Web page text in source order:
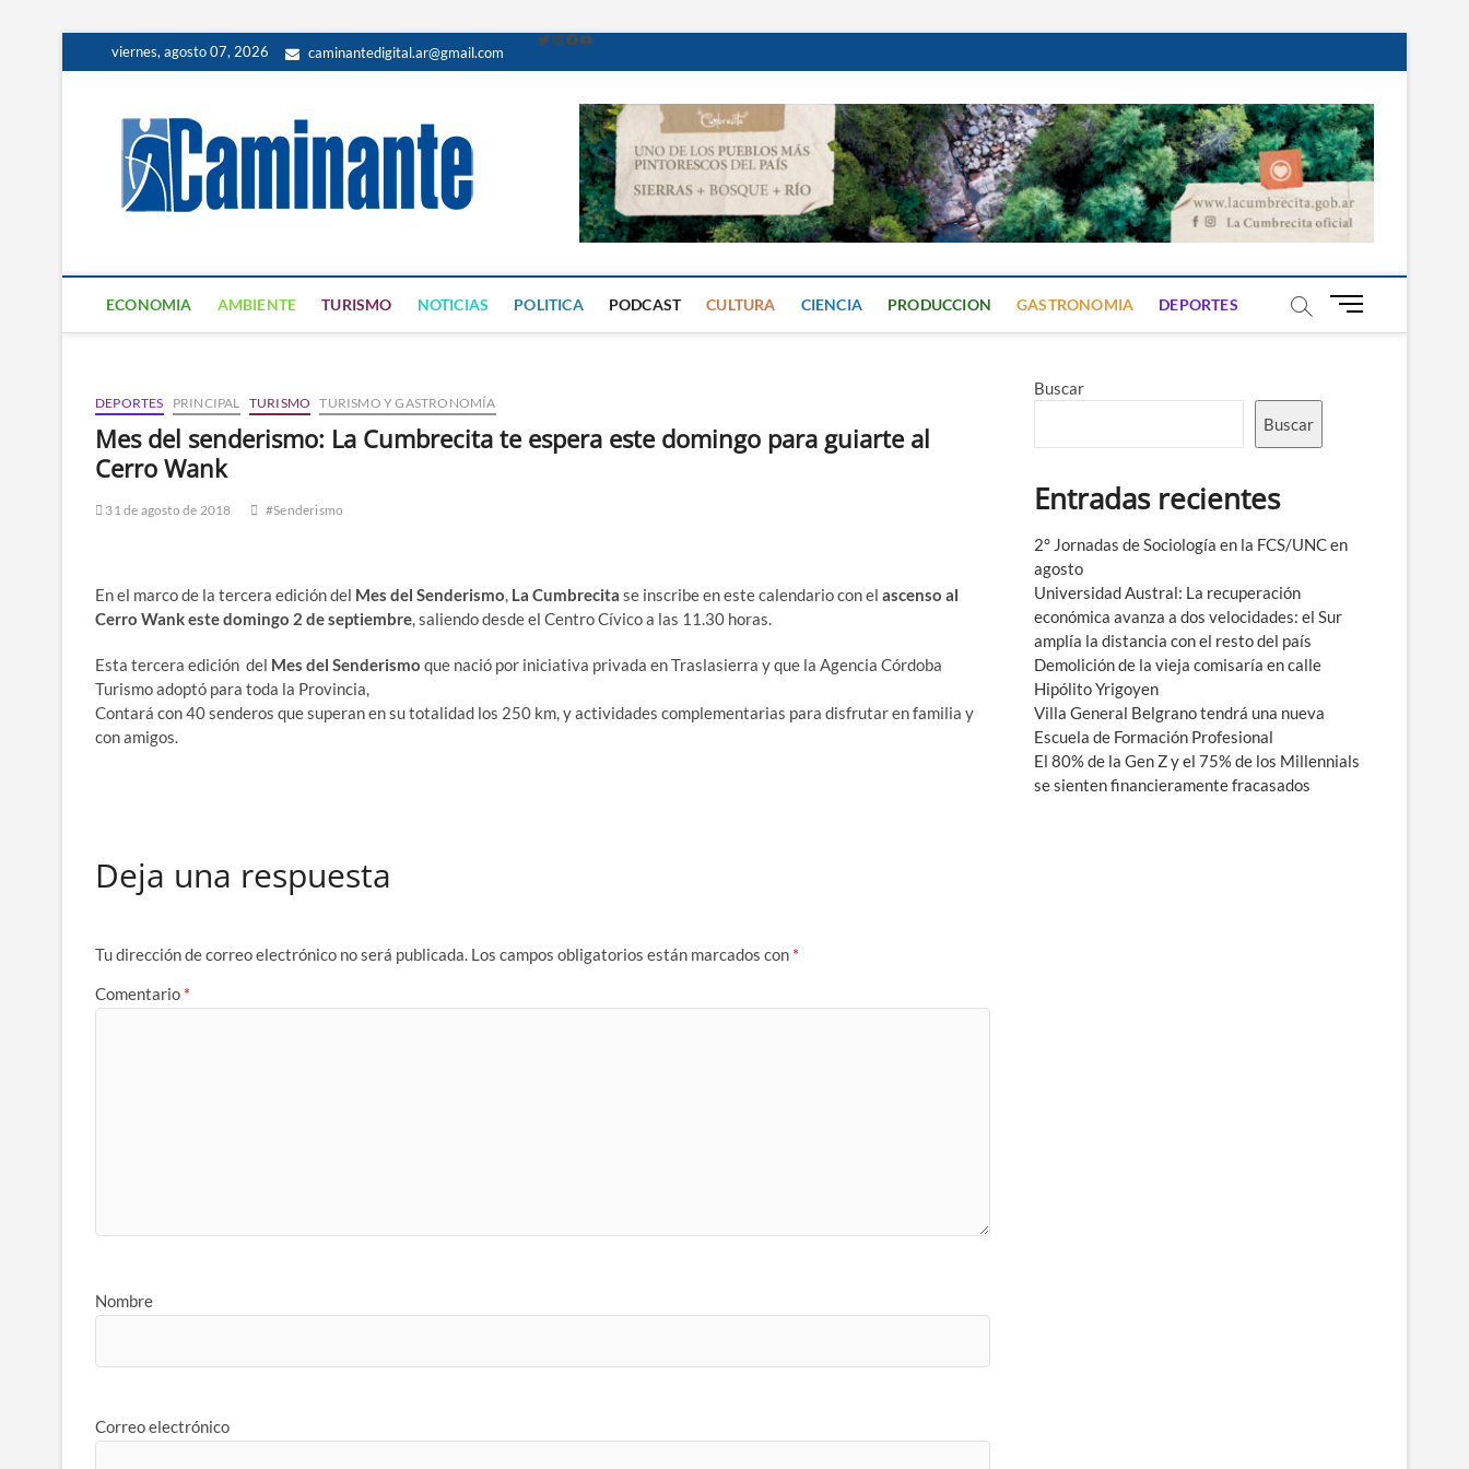
viernes, agosto 07, 2026 caminantedigital.ar@gmail.com
Caminante Digital
PERIÓDICO DIGITAL DEL VALLE DE CALAMUCHITA
ECONOMIA AMBIENTE TURISMO NOTICIAS POLITICA PODCAST CULTURA CIENCIA PRODUCCION GASTRONOMIA DEPORTES
B
ú
DEPORTES PRINCIPAL TURISMO TURISMO Y GASTRONOMÍA
Mes del senderismo: La Cumbrecita te espera este domingo para guiarte al
Cerro Wank
31 de agosto de 2018 #Senderismo
En el marco de la tercera edición del Mes del Senderismo, La Cumbrecita se inscribe en este calendario con el ascenso al
Cerro Wank este domingo 2 de septiembre, saliendo desde el Centro Cívico a las 11.30 horas.
Esta tercera edición del Mes del Senderismo que nació por iniciativa privada en Traslasierra y que la Agencia Córdoba
Turismo adoptó para toda la Provincia,
Contará con 40 senderos que superan en su totalidad los 250 km, y actividades complementarias para disfrutar en familia y
con amigos.
Deja una respuesta
Tu dirección de correo electrónico no será publicada. Los campos obligatorios están marcados con *
Comentario *
Nombre
Correo electrónico
Buscar
Buscar
Entradas recientes
2° Jornadas de Sociología en la FCS/UNC en
agosto
Universidad Austral: La recuperación
económica avanza a dos velocidades: el Sur
amplía la distancia con el resto del país
Demolición de la vieja comisaría en calle
Hipólito Yrigoyen
Villa General Belgrano tendrá una nueva
Escuela de Formación Profesional
El 80% de la Gen Z y el 75% de los Millennials
se sienten financieramente fracasados